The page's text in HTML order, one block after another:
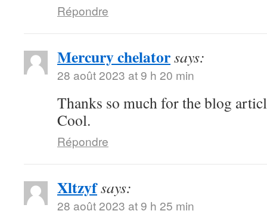
Répondre
Mercury chelatorsays:
28 août 2023 at 9 h 20 min
Thanks so much for the blog
Cool.
Répondre
Xltzyfsays:
28 août 2023 at 9 h 25 min